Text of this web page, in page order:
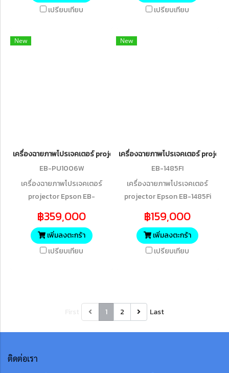
เปรียบเทียบ
เปรียบเทียบ
New
เครื่องฉายภาพโปรเจคเตอร์ projector Epson EB-PU1006W 6,000
EB-PU1006W
เครื่องฉายภาพโปรเจคเตอร์
projector Epson EB-
WUXGA 3LCD Laser Projector
with 4K Enhancement
฿359,000
เพิ่มลงตะกร้า
เปรียบเทียบ
New
เครื่องฉายภาพโปรเจคเตอร์
EB-1485FI
เครื่องฉายภาพโปรเจคเตอร์
projector Epson EB-1485Fi
PROJECTOR (5,000 lumens)
฿159,000
เพิ่มลงตะกร้า
เปรียบเทียบ
1 2 Last
ติดต่อเรา